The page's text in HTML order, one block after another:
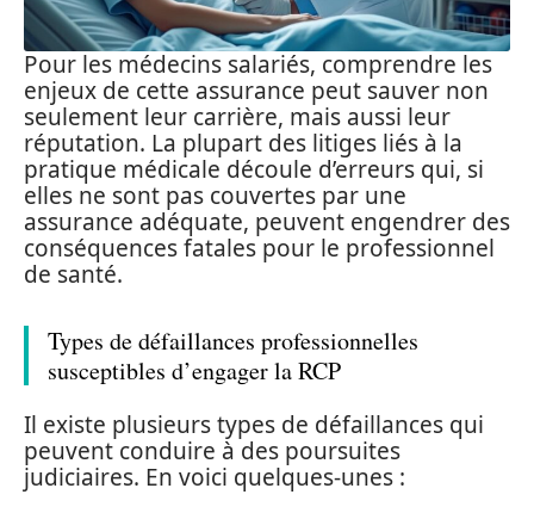
Pour les médecins salariés, comprendre les
enjeux de cette assurance peut sauver non
seulement leur carrière, mais aussi leur
réputation. La plupart des litiges liés à la
pratique médicale découle d’erreurs qui, si
elles ne sont pas couvertes par une
assurance adéquate, peuvent engendrer des
conséquences fatales pour le professionnel
de santé.
Types de défaillances professionnelles
susceptibles d’engager la RCP
Il existe plusieurs types de défaillances qui
peuvent conduire à des poursuites
judiciaires. En voici quelques-unes :